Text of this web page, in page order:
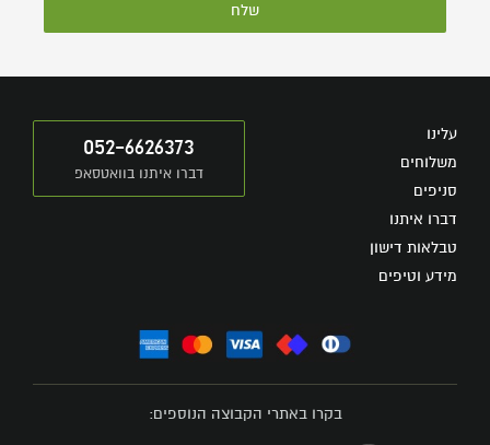
שלח
עלינו
משלוחים
סניפים
דברו איתנו
טבלאות דישון
מידע וטיפים
052-6626373
דברו איתנו בוואטסאפ
בקרו באתרי הקבוצה הנוספים: